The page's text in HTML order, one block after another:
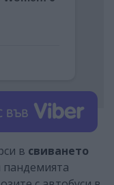
в свиването
пандемията